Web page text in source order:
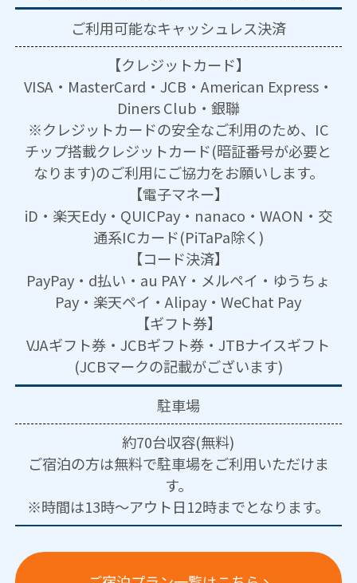
ご利用可能なキャッシュレス決済
【クレジットカード】
VISA・MasterCard・JCB・American Express・
Diners Club・銀聯
※クレジットカードの安全なご利用のため、IC
チップ搭載クレジットカード(暗証番号が必要と
なります)のご利用にご協力をお願いします。
【電子マネー】
iD・楽天Edy・QUICPay・nanaco・WAON・交
通系ICカード(PiTaPa除く)
【コード決済】
PayPay・d払い・au PAY・メルペイ・ゆうちょ
Pay・楽天ペイ・Alipay・WeChat Pay
【ギフト券】
VJAギフト券・JCBギフト券・JTBナイスギフト
(JCBマークの記載がございます)
駐車場
約70台収容(無料)
ご宿泊の方は無料で駐車場をご利用いただけま
す。
※時間は13時～アウト日12時までとなります。